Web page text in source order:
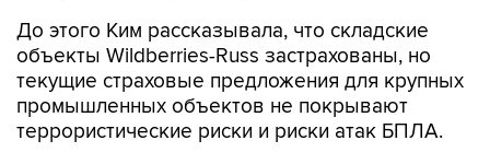
До этого Ким рассказывала, что складские
объекты Wildberries-Russ застрахованы, но
текущие страховые предложения для крупных
промышленных объектов не покрывают
террористические риски и риски атак БПЛА.